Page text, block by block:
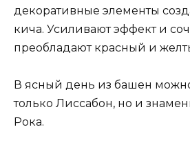
декоративные элементы
кича. Усиливают эффект и
преобладают красный и
В ясный день из башен
только Лиссабон, но и
Рока.